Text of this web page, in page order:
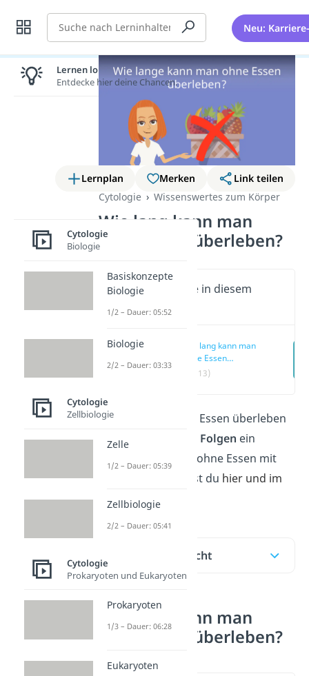
Suche Neu:
Lernplan Merken
Link teilen
Cytologie
Wissenswertes zum Körper
Wie lang kann man
ohne Essen überleben?
Wichtige Inhalte in diesem
Wie lang kann man
ohne Essen
überleben? —
(00:13)
Wie
du ohne Essen überleben
kannst und welche Folgen ein
längerer Zeitraum ohne Essen mit
sich bringt, erfährst du hier und im
Video
Inhaltsübersicht
Wie lang kann man
ohne Essen überleben?
— Überblick
Lernen lohnt sich!
Entdecke hier deine Chancen.
Cytologie
Biologie
Basiskonzepte
Biologie
1/2 – Dauer: 05:52
Biologie
2/2 – Dauer: 03:33
Cytologie
Zellbiologie
Zelle
1/2 – Dauer: 05:39
Zellbiologie
2/2 – Dauer: 05:41
Cytologie
Prokaryoten und Eukaryoten
Prokaryoten
1/3 – Dauer: 06:28
Eukaryoten